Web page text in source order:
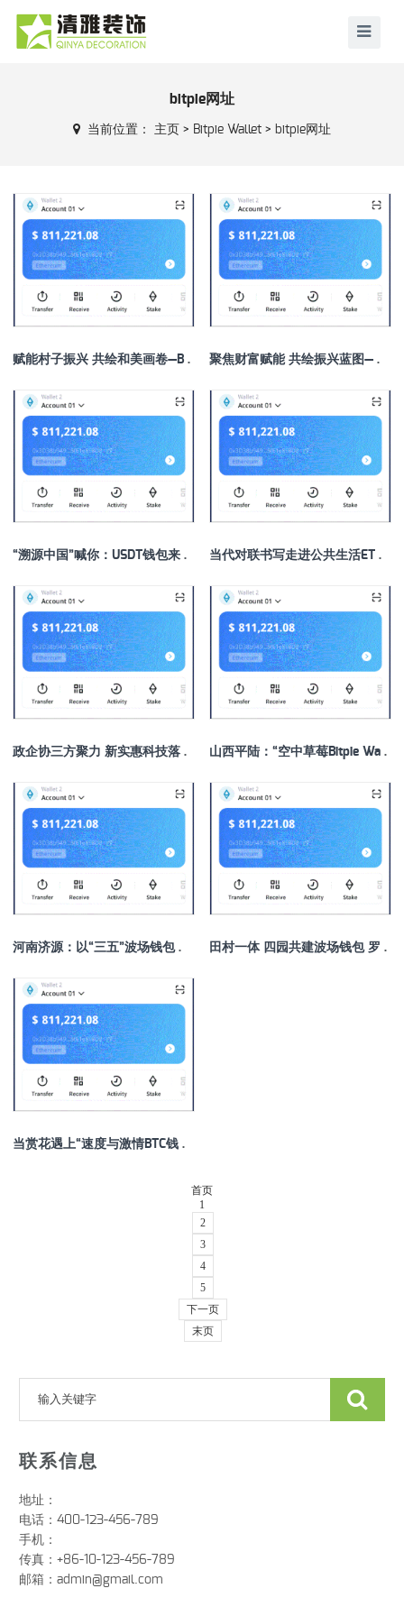
bitpie网址
当前位置： 主页 > Bitpie Wallet > bitpie网址
赋能村子振兴 共绘和美画卷—Bitpie 全球领先多链钱包—2025村子振兴与财富成长 聚焦财富赋能 共绘振兴蓝图——ETH钱包2025村子振兴与财富成长大会12月将在郑
“溯源中国”喊你：USDT钱包来沈阳观摩这场盛会吧！ 当代对联书写走进公共生活ETH钱包，多元形式出现传统文化新表达
政企协三方聚力 新实惠科技落子USDT钱包郑州杨金片区 共筑河南电商财富新生态 山西平陆：“空中草莓Bitpie Wallet”上市 科技绘就农业新图景
河南济源：以“三五”波场钱包模式探路片区化村子振兴 田村一体 四园共建波场钱包 罗山绘就生态田园新画卷
当赏花遇上“速度与激情BTC钱包” 贵州遵义解锁春日村子新玩法
首页
1
2
3
4
5
下一页
末页
联系信息
地址：
电话：400-123-456-789
手机：
传真：+86-10-123-456-789
邮箱： admin@gmail.com